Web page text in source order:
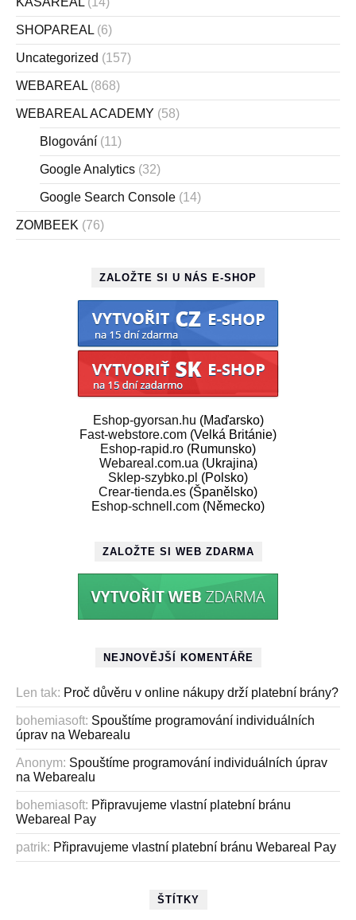
SHOPAREAL (6)
Uncategorized (157)
WEBAREAL (868)
WEBAREAL ACADEMY (58)
Blogování (11)
Google Analytics (32)
Google Search Console (14)
ZOMBEEK (76)
ZALOŽTE SI U NÁS E-SHOP
Eshop-gyorsan.hu (Maďarsko)
Fast-webstore.com (Velká Británie)
Eshop-rapid.ro (Rumunsko)
Webareal.com.ua (Ukrajina)
Sklep-szybko.pl (Polsko)
Crear-tienda.es (Španělsko)
Eshop-schnell.com (Německo)
ZALOŽTE SI WEB ZDARMA
NEJNOVĚJŠÍ KOMENTÁŘE
Len tak: Proč důvěru v online nákupy drží platební brány?
bohemiasoft: Spouštíme programování individuálních
úprav na Webarealu
Anonym: Spouštíme programování individuálních úprav
na Webarealu
bohemiasoft: Připravujeme vlastní platební bránu
Webareal Pay
patrik: Připravujeme vlastní platební bránu Webareal Pay
ŠTÍTKY